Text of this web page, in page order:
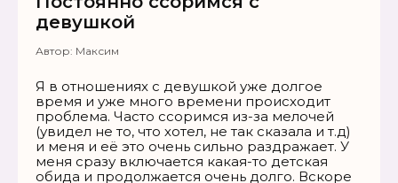
девушкой
Автор: Максим
Я в отношениях с девушкой уже долгое
время и уже много времени происходит
проблема. Часто ссоримся из-за мелочей
(увидел не то, что хотел, не так сказала и т.д)
и меня и её это очень сильно раздражает. У
меня сразу включается какая-то детская
обида и продолжается очень долго. Вскоре